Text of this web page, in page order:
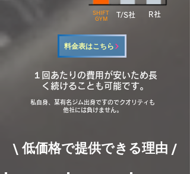
SHIFT
GYM
​T/S社 ​R社
​１回あたりの費用が安いため長
く続けることも可能です。
私自身、某有名ジム出身ですのでクオリティも
他社には負けません。
料金表はこちら
\ 低価格で提供できる理由 /